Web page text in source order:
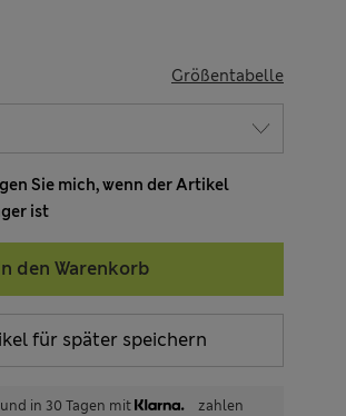
Größentabelle
Sie mich, wenn der Artikel
ist
den Warenkorb
für später speichern
in 30 Tagen mit zahlen